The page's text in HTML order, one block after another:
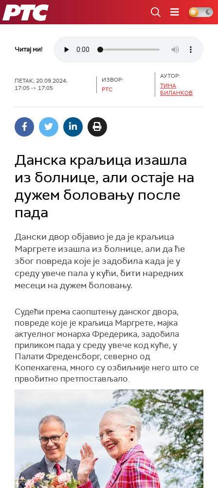
РТС
Читај ми!
ПЕТАК, 20.09.2024,
17:05 -> 17:05
ИЗВОР:
РТС
АУТОР:
ТИНА
БИЛАНКОВ
Данска краљица изашла
из болнице, али остаје на
дужем боловању после
пада
Дански двор објавио је да је краљица
Маргрете изашла из болнице, али да ће
због повреда које је задобила када је у
среду увече пала у кући, бити наредних
месеци на дужем боловању.
Судећи према саопштењу данског двора,
повреде које је краљица Маргрете, мајка
актуелног монарха Фредерика, задобила
приликом пада у среду увече код куће, у
Палати Фреденсборг, северно од
Копенхагена, много су озбиљније него што се
првобитно претпостављало.